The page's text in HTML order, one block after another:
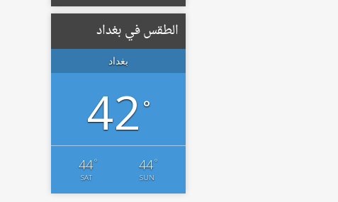
الطقس في بغداد
بغداد
42°
44°
SAT
44°
SUN